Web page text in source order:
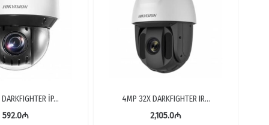
İP…
592.0₼
4MP 32X DARKFIGHTER IR…
2,105.0₼